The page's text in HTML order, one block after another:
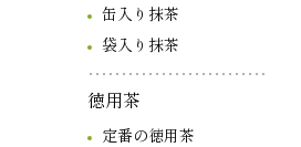
缶入り抹茶
袋入り抹茶
徳用茶
定番の徳用茶